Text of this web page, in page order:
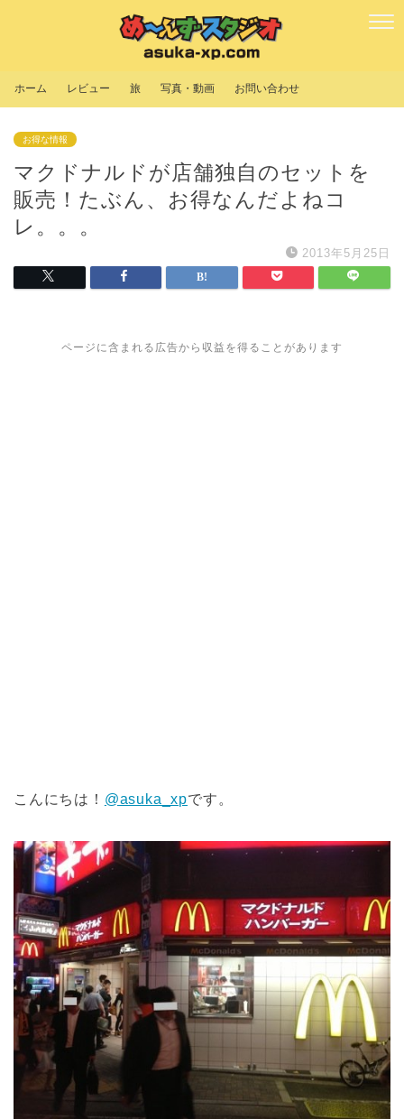
ホーム レビュー 旅 写真・動画 お問い合わせ
お得な情報
マクドナルドが店舗独自のセットを
販売！たぶん、お得なんだよねコ
レ。。。
2013年5月25日
ページに含まれる広告から収益を得ることがあります
こんにちは！ @asuka_xpです。